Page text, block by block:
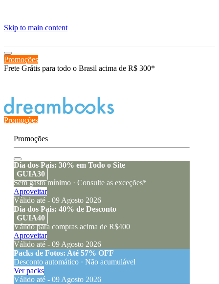
Skip to main content
Promoções
Frete Grátis para todo o Brasil acima de R$ 300*
Promoções
Promoções
Dia dos Pais: 30% em Todo o Site
GUIA30
Sem gasto mínimo · Consulte as exceções*
Aproveitar
Válido até - 09 Agosto 2026
Dia dos Pais: 40% de Desconto
GUIA40
Válido para compras acima de R$400
Aproveitar
Válido até - 09 Agosto 2026
Packs de Fotos: Até 57% OFF
Desconto automático · Não acumulável
Ver packs
Válido até - 09 Agosto 2026
≡